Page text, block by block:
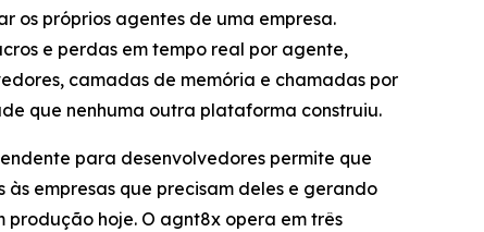
os próprios agentes de uma empresa.
e perdas em tempo real por agente,
camadas de memória e chamadas por
que nenhuma outra plataforma construiu.
para desenvolvedores permite que
empresas que precisam deles e gerando
hoje. O agnt8x opera em três